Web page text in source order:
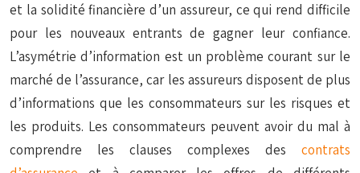
et la solidité financière d’un assureur, ce qui rend difficile
pour les nouveaux entrants de gagner leur confiance.
L’asymétrie d’information est un problème courant sur le
marché de l’assurance, car les assureurs disposent de plus
d’informations que les consommateurs sur les risques et
les produits. Les consommateurs peuvent avoir du mal à
comprendre les clauses complexes des contrats